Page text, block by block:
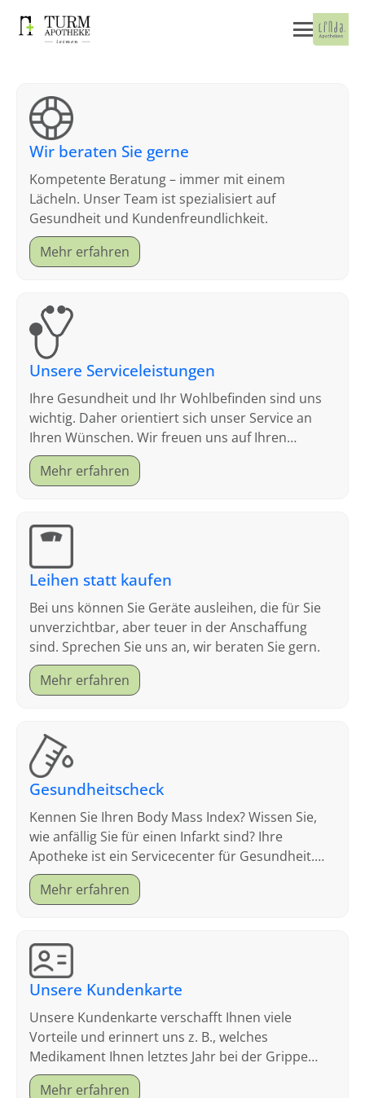
Wir beraten Sie gerne
Kompetente Beratung – immer mit einem
Lächeln. Unser Team ist spezialisiert auf
Gesundheit und Kundenfreundlichkeit.
Mehr erfahren
Unsere Serviceleistungen
Ihre Gesundheit und Ihr Wohlbefinden sind uns
wichtig. Daher orientiert sich unser Service an
Ihren Wünschen. Wir freuen uns auf Ihren
Besuch.
Mehr erfahren
Leihen statt kaufen
Bei uns können Sie Geräte ausleihen, die für Sie
unverzichtbar, aber teuer in der Anschaffung
sind. Sprechen Sie uns an, wir beraten Sie gern.
Mehr erfahren
Gesundheitscheck
Kennen Sie Ihren Body Mass Index? Wissen Sie,
wie anfällig Sie für einen Infarkt sind? Ihre
Apotheke ist ein Servicecenter für Gesundheit.
Schauen Sie sich an, welche Tests wir anbieten.
Mehr erfahren
Unsere Kundenkarte
Unsere Kundenkarte verschafft Ihnen viele
Vorteile und erinnert uns z. B., welches
Medikament Ihnen letztes Jahr bei der Grippe
geholfen hat.
Mehr erfahren